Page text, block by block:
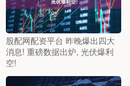
股配网配资平台 昨晚爆出四大
消息! 重磅数据出炉, 光伏爆利
空!